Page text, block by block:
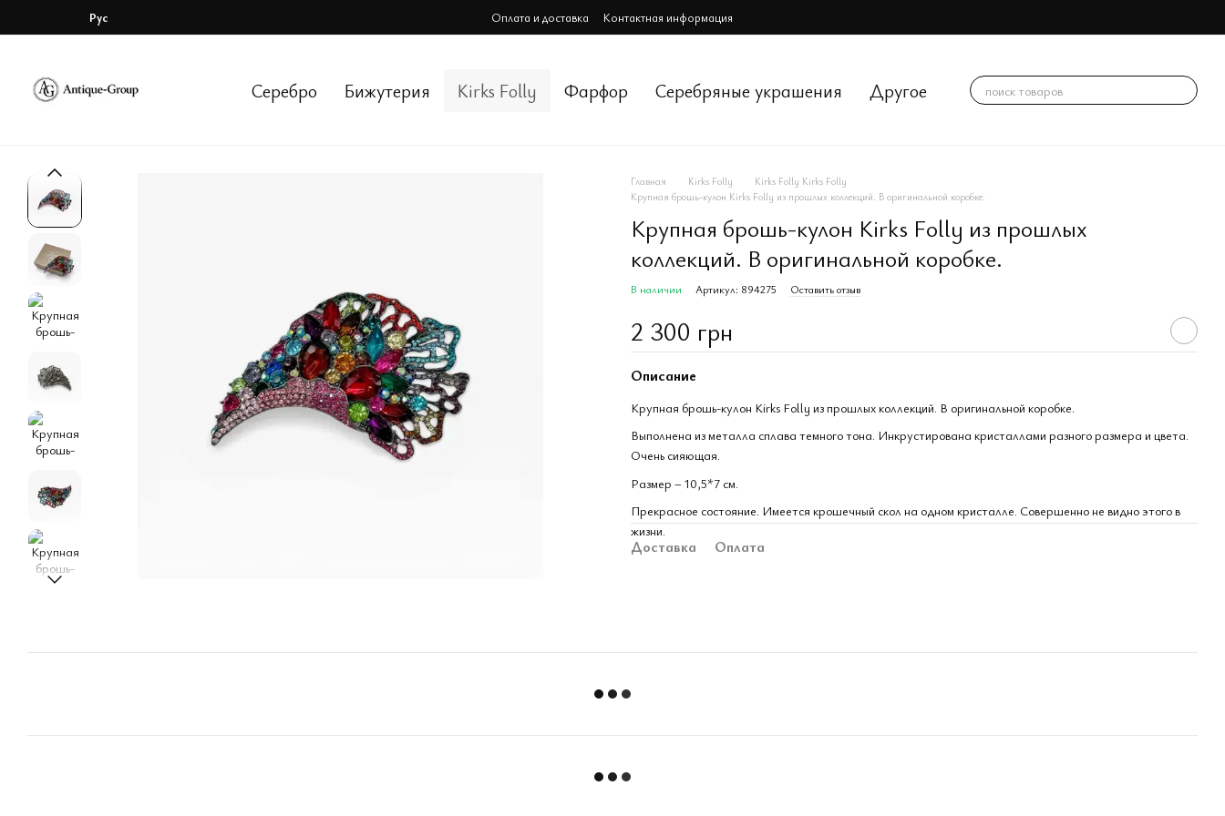
Перейти к основному контенту
Рус Оплата и доставка Контактная информация
Серебро Бижутерия Kirks Folly Фарфор Cеребряные украшения Другое
Главная Kirks Folly
Kirks Folly Kirks Folly
Крупная брошь-кулон Kirks Folly из прошлых коллекций. В оригинальной коробке.
Крупная брошь-кулон Kirks Folly из прошлых
коллекций. В оригинальной коробке.
В наличии Артикул: 894275 Оставить отзыв
2 300 грн
Описание
Крупная брошь-кулон Kirks Folly из прошлых коллекций. В оригинальной коробке.
Выполнена из металла сплава темного тона. Инкрустирована кристаллами разного размера и цвета.
Очень сияющая.
Размер – 10,5*7 см.
Прекрасное состояние. Имеется крошечный скол на одном кристалле. Совершенно не видно этого в
жизни.
Доставка Оплата